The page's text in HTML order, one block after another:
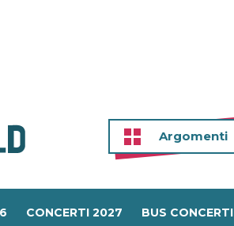
Argomenti
CONCERTI 2027 BUS CONCERTI